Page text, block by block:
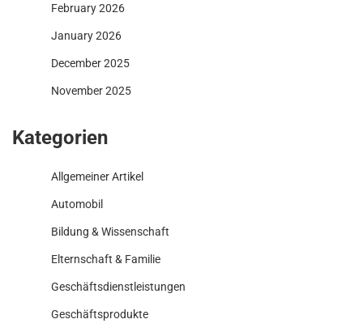
February 2026
January 2026
December 2025
November 2025
Kategorien
Allgemeiner Artikel
Automobil
Bildung & Wissenschaft
Elternschaft & Familie
Geschäftsdienstleistungen
Geschäftsprodukte